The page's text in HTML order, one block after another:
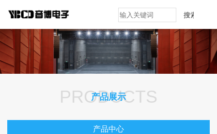
搜索
PRODUCTS
产品展示
产品中心